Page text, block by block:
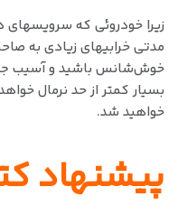
زیرا خودروئی که سرویسهای
مدتی خرابیهای زیادی به
خوش‌شانس باشید و آسیب
بسیار کمتر از حد نرمال
خواهید شد.
پیشنهاد